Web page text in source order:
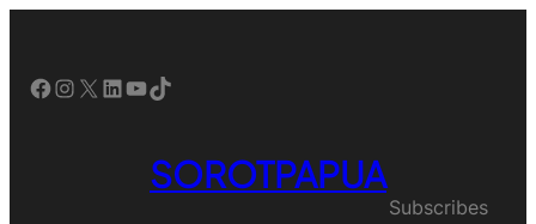
Facebook InstagramX LinkedIn YouTube TikTok
SOROTPAPUA
Subscribes